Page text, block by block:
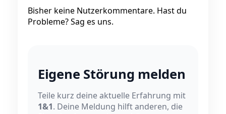
Bisher keine Nutzerkommentare. Hast du
Probleme? Sag es uns.
Eigene Störung melden
Teile kurz deine aktuelle Erfahrung mit
1&1. Deine Meldung hilft anderen, die